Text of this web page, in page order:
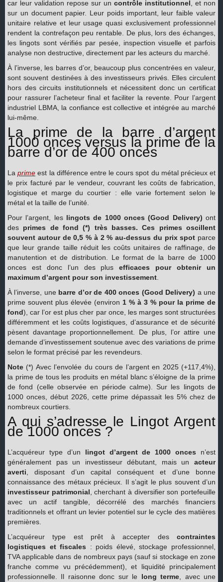
car leur validation repose sur un contrôle institutionnel , et non
sur un document papier. Leur poids important, leur faible valeur
unitaire relative et leur usage quasi exclusivement professionnel
rendent la contrefaçon peu rentable. De plus, lors des échanges,
les lingots sont vérifiés par pesée, inspection visuelle et parfois
analyse non destructive, directement par les acteurs du marché.
À l’inverse, les barres d’or, beaucoup plus concentrées en valeur,
sont souvent destinées à des investisseurs privés. Elles circulent
hors des circuits institutionnels et nécessitent donc un certificat
pour rassurer l’acheteur final et faciliter la revente. Pour l’argent
industriel LBMA, la confiance est collective et intégrée au marché
lui-même.
La prime de la barre d’argent
1000 onces versus la prime de la
barre d’or de 400 onces
Laprime est la différence entre le cours spot du métal précieux et
le prix facturé par le vendeur, couvrant les coûts de fabrication,
logistique et marge du courtier : elle varie fortement selon le
métal et la taille de l’unité.
Pour l’argent, les lingots de 1000 onces (Good Delivery) ont
des primes de fond (*) très basses. Ces primes oscillent
souvent autour de 0,5 % à 2 % au-dessus du prix spot parce
que leur grande taille réduit les coûts unitaires de raffinage, de
manutention et de distribution. Le format de la barre de 1000
onces est donc l’un des plusefficaces pour obtenir un
maximum d’argent pour son investissement
À l’inverse, une barre d’or de 400 onces (Good Delivery) a une
prime souvent plus élevée (environ 1 % à 3 % pour la prime de
fond), car l’or est plus cher par once, les marges sont structurées
différemment et les coûts logistiques, d’assurance et de sécurité
pèsent davantage proportionnellement. De plus, l’or attire une
demande d’investissement soutenue avec des variations de prime
selon le format précisé par les revendeurs.
Note (*) Avec l’envolée du cours de l’argent en 2025 (+117,4%),
la prime de tous les produits en métal blanc s’éloigne de la prime
de fond (celle observée en période calme). Sur les lingots de
1000 onces, début 2026, cette prime dépassait les 5% chez de
nombreux courtiers.
A qui s’adresse le Lingot Argent
de 1000 onces ?
L’acquéreur type d’un lingot d’argent de 1000 onces n’est
généralement pas un investisseur débutant, mais un acteur
averti , disposant d’un capital conséquent et d’une bonne
connaissance des métaux précieux. Il s’agit le plus souvent d’un
investisseur patrimonial , cherchant à diversifier son portefeuille
avec un actif tangible, décorrélé des marchés financiers
traditionnels et offrant un levier potentiel sur le cycle des matières
premières.
L’acquéreur type est prêt à accepter des contraintes
logistiques et fiscales : poids élevé, stockage professionnel,
TVA applicable dans de nombreux pays (sauf si stockage en zone
franche comme vu précédemment), et liquidité principalement
professionnelle. Il raisonne donc sur le long terme , avec une